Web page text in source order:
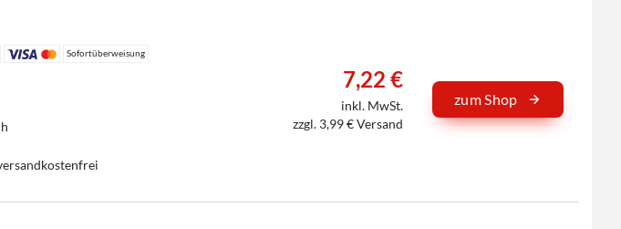
Sofortüberweisung
7,22 €
inkl. MwSt.
zzgl. 3,99 € Versand
zum Shop